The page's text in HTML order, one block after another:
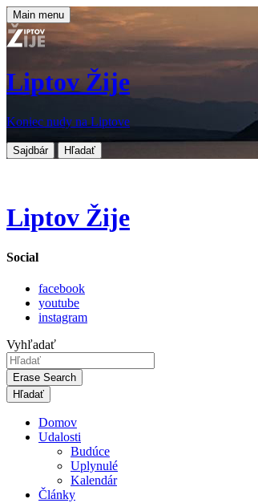
Main menu
Liptov Žije
Koniec nudy na Liptove
Sajdbár Hľadať
Liptov Žije
Social
facebook
youtube
instagram
Vyhľadať
Erase Search
Domov
Udalosti
Budúce
Uplynulé
Kalendár
Články